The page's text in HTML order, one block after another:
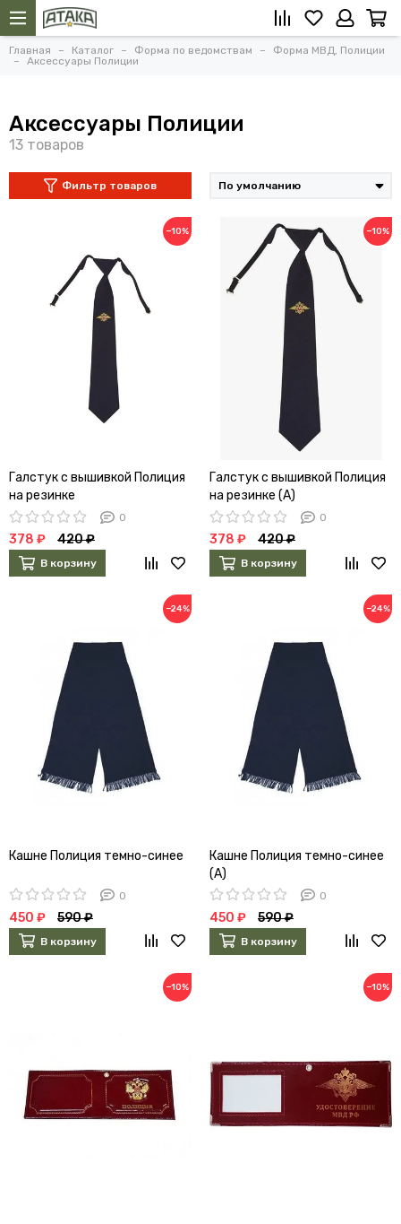
Главная Каталог Форма по ведомствам
Форма МВД, Полиции
Аксессуары Полиции
Аксессуары Полиции
Фильтр товаров
−10%
Галстук с вышивкой Полиция
на резинке
0
378 ₽ 420 ₽
В корзину
−10%
Галстук с вышивкой Полиция
на резинке (А)
0
378 ₽ 420 ₽
В корзину
−24%
Кашне Полиция темно-синее
0
450 ₽ 590 ₽
В корзину
−24%
Кашне Полиция темно-синее
(А)
0
450 ₽ 590 ₽
В корзину
−10% −10%